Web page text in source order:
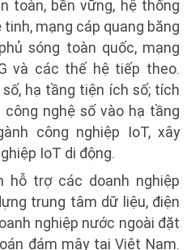
toàn, bền vững, hệ thống
mạng cáp quang băng
sóng toàn quốc, mạng
và các thế hệ tiếp theo.
hạ tầng tiện ích số; tích
nghệ số vào hạ tầng
công nghiệp IoT, xây
IoT di động.
hỗ trợ các doanh nghiệp
trung tâm dữ liệu, điện
nghiệp nước ngoài đặt
đám mây tại Việt Nam.